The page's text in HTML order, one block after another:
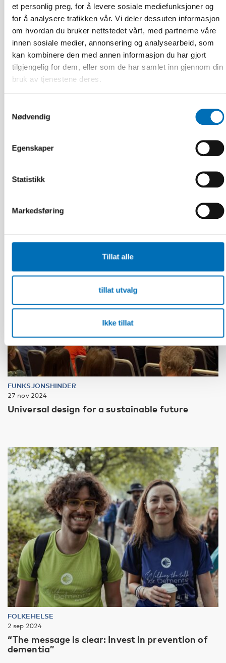
et personlig preg, for å levere sosiale mediefunksjoner og
for å analysere trafikken vår. Vi deler dessuten informasjon
om hvordan du bruker nettstedet vårt, med partnerne våre
innen sosiale medier, annonsering og analysearbeid, som
kan kombinere den med annen informasjon du har gjort
tilgjengelig for dem, eller som de har samlet inn gjennom din
bruk av tjenestene deres.
Nødvendig
Egenskaper
Statistikk
Markedsføring
Tillat alle
tillat utvalg
Ikke tillat
ELDRE VOKSNE
4 mar 2025
nödvändighet i samisk demensvård
FUNKSJONSHINDER
27 nov 2024
Universal design for a sustainable future
FOLKEHELSE
2 sep 2024
“The message is clear: Invest in prevention of
dementia”